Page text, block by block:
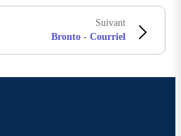
Suivant
Bronto - Courriel